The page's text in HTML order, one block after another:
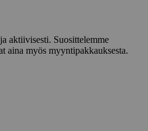
aktiivisesti. Suosittelemme
aina myös myyntipakkauksesta.